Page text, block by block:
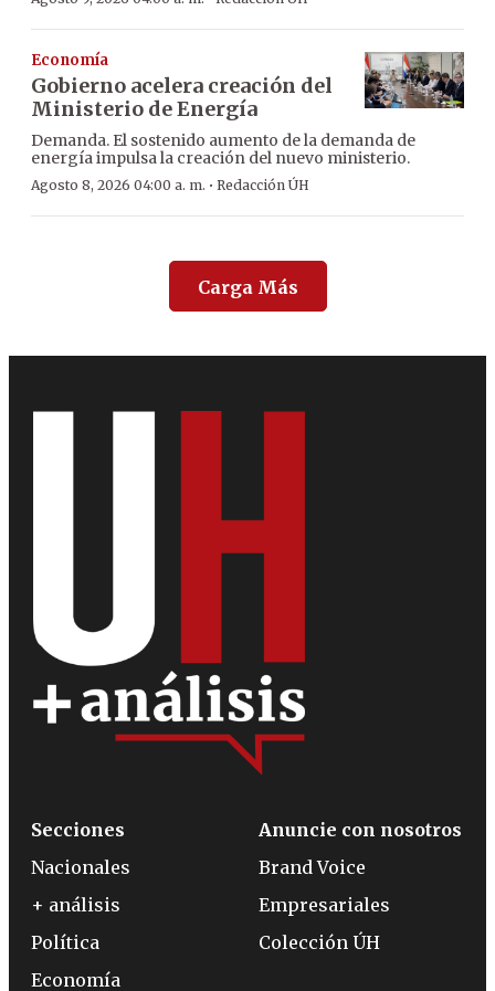
Economía
Gobierno acelera creación del
Ministerio de Energía
Demanda. El sostenido aumento de la demanda de
energía impulsa la creación del nuevo ministerio.
Agosto 8, 2026 04:00 a. m. · Redacción ÚH
Carga Más
Secciones
Nacionales
+ análisis
Política
Economía
Anuncie con nosotros
Brand Voice
Empresariales
Colección ÚH